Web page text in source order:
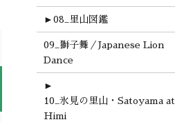
► 08_里山図鑑
09_獅子舞／Japanese Lion
Dance
►
10_氷見の里山・Satoyama at
Himi